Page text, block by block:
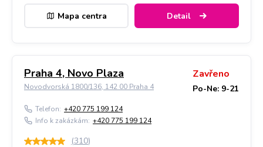
Mapa centra Detail
Praha 4, Novo Plaza
Novodvorská 1800/136, 142 00 Praha 4
Zavřeno
Po-Ne: 9-21
Telefon: +420 775 199 124
Info k zakázkám: +420 775 199 124
(310)